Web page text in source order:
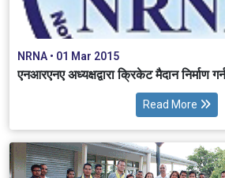
NRNA • 01 Mar 2015
एनआरएनए अध्यक्षद्वारा क्रिकेट मैदान निर्माण
Read More